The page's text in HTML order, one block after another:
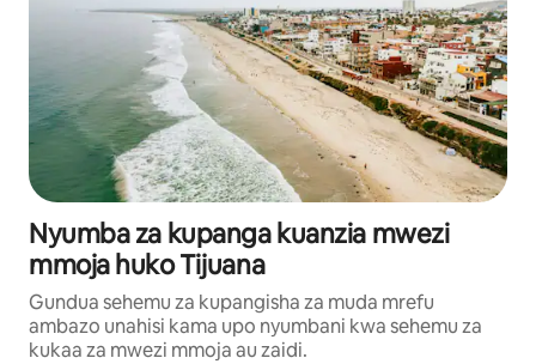
Nyumba za kupanga kuanzia mwezi
mmoja huko Tijuana
Gundua sehemu za kupangisha za muda mrefu
ambazo unahisi kama upo nyumbani kwa sehemu za
kukaa za mwezi mmoja au zaidi.